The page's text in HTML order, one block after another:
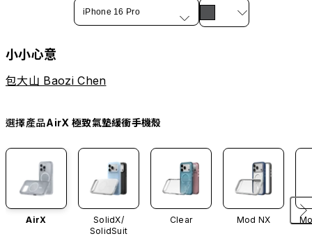
iPhone 16 Pro
小小心意
包大山 Baozi Chen
選擇產品AirX 極致氣墊緩衝手機殼
AirX
SolidX/
SolidSuit
Clear Mod NX